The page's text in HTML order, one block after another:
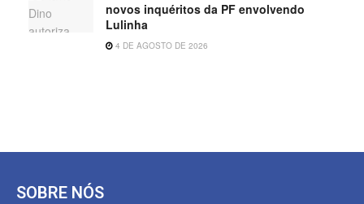
novos inquéritos da PF envolvendo
Lulinha
4 DE AGOSTO DE 2026
SOBRE NÓS